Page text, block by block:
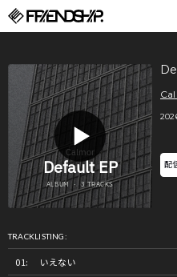
配
TRACKLISTING:
いえない